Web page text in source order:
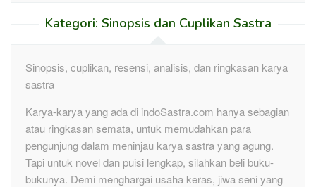
Kategori: Sinopsis dan Cuplikan Sastra
Sinopsis, cuplikan, resensi, analisis, dan ringkasan karya
sastra
Karya-karya yang ada di indoSastra.com hanya sebagian
atau ringkasan semata, untuk memudahkan para
pengunjung dalam meninjau karya sastra yang agung.
Tapi untuk novel dan puisi lengkap, silahkan beli buku-
bukunya. Demi menghargai usaha keras, jiwa seni yang